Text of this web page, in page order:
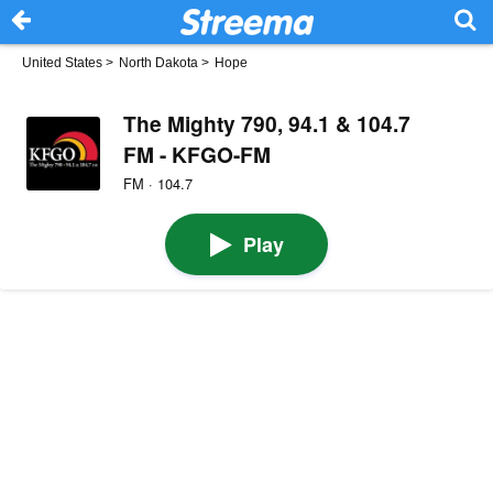
United States > North Dakota > Hope
The Mighty 790, 94.1 & 104.7
FM - KFGO-FM
FM · 104.7
Play